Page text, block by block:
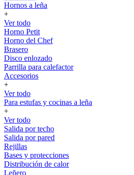
Hornos a leña
+
Ver todo
Horno Petit
Horno del Chef
Brasero
Disco enlozado
Parrilla para calefactor
Accesorios
+
Ver todo
Para estufas y cocinas a leña
+
Ver todo
Salida por techo
Salida por pared
Rejillas
Bases y protecciones
Distribución de calor
Leñero